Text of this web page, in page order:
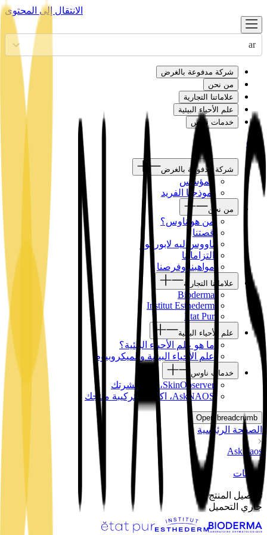
الانتقال إلى المحتوى
ar
شركة مدفوعة بالغرض
من نحن
علاماتنا التجارية
علم الأحياء البيئية
خدمات ناوس
en
شركة مدفوعة بالغرض
المؤسس
نموذجنا الفريد
من نحن
من هو ناوس؟
قصتنا
ناووس ليه لابوراتور
التزاماتنا
مواهبنا وفرصنا
علاماتنا التجارية
Bioderma
Institut Esthederm
Etat Pur
علم الأحياء البيئية
ما هو علم الأحياء البيئية؟
علم الأحياء البيئية والميكروبيوم
خدمات ناوس
SkinObserver، افهم بشرتك
AskNAOS، اكتشف تركيبة منتجك
Open breadcrumb
الصفحة الرئيسية
AskNaos
منتجات
تفاصيل المنتج
جاري التحميل